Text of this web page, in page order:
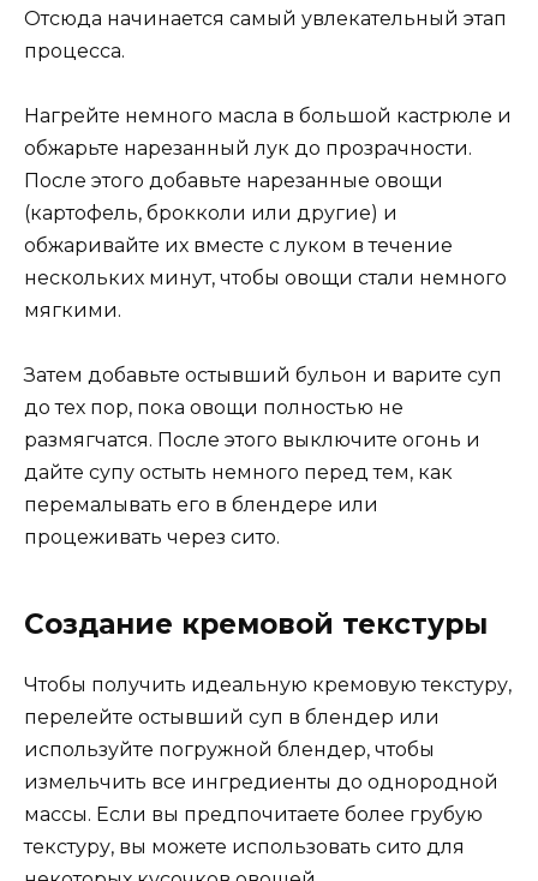
Отсюда начинается самый увлекательный этап
процесса.
Нагрейте немного масла в большой кастрюле и
обжарьте нарезанный лук до прозрачности.
После этого добавьте нарезанные овощи
(картофель, брокколи или другие) и
обжаривайте их вместе с луком в течение
нескольких минут, чтобы овощи стали немного
мягкими.
Затем добавьте остывший бульон и варите суп
до тех пор, пока овощи полностью не
размягчатся. После этого выключите огонь и
дайте супу остыть немного перед тем, как
перемалывать его в блендере или
процеживать через сито.
Создание кремовой текстуры
Чтобы получить идеальную кремовую текстуру,
перелейте остывший суп в блендер или
используйте погружной блендер, чтобы
измельчить все ингредиенты до однородной
массы. Если вы предпочитаете более грубую
текстуру, вы можете использовать сито для